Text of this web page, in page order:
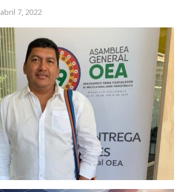
abril 7, 2022